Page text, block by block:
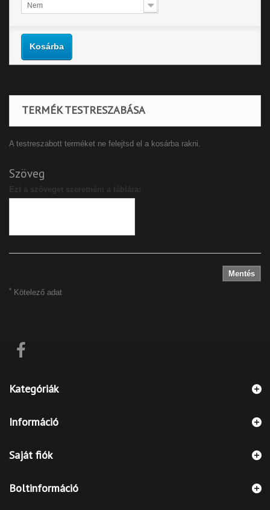
Nem
Kosárba
TERMÉK TESTRESZABÁSA
A testreszabott terméket ne felejtsd el a kosárba rakni.
Szöveg
Ezt a szöveget szeretném a táblára:
Mentés
* Kötelező adat
Kategóriák
Információ
Saját fiók
Boltinformáció